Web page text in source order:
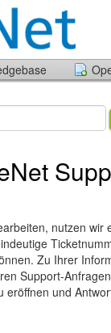
nutzen wir
Zu Ihrer
Support-
eröffnen und